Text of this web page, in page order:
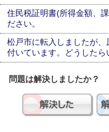
住民税証明書(所得金額、
ださい。
松戸市に転入しましたが
付いています。どうしたら
問題は解決しましたか？